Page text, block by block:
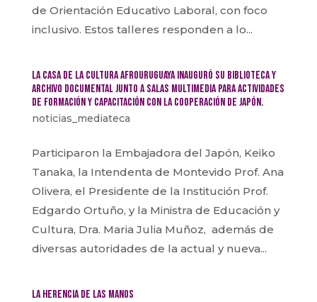
de Orientación Educativo Laboral, con foco
inclusivo. Estos talleres responden a lo...
La Casa de la Cultura Afrouruguaya inauguró su Biblioteca y
Archivo Documental junto a Salas Multimedia para actividades
de formación y capacitación con la cooperación de Japón.
noticias_mediateca
Participaron la Embajadora del Japón, Keiko
Tanaka, la Intendenta de Montevido Prof. Ana
Olivera, el Presidente de la Institución Prof.
Edgardo Ortuño, y la Ministra de Educación y
Cultura, Dra. Maria Julia Muñoz, además de
diversas autoridades de la actual y nueva...
La herencia de las manos